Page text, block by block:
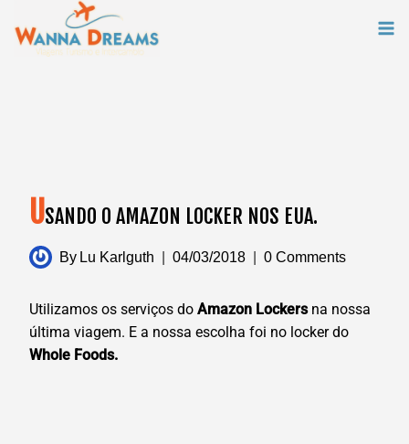
content
USANDO O AMAZON LOCKER NOS EUA.
By Lu Karlguth 04/03/2018 0 Comments
Utilizamos os serviços do Amazon Lockersna nossa
última viagem. E a nossa escolha foi no locker do
Whole Foods.